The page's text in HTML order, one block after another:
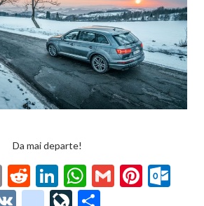
Da mai departe!
E
m
R
e
Li
n
W
h
G Pi